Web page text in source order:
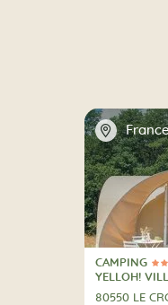
📍
4 Stelle
CAMPING
CAMPING
YELLOH!
80550 LE